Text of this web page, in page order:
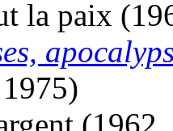
la paix
1975)